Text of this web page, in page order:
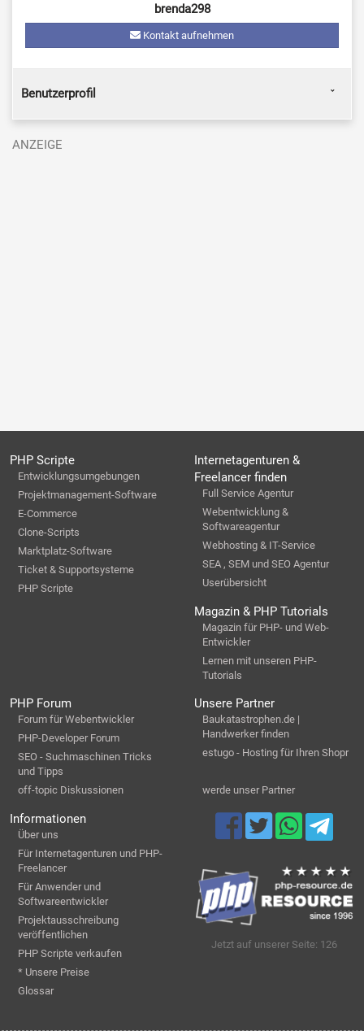
brenda298
Kontakt aufnehmen
Benutzerprofil
PHP Scripte
Entwicklungsumgebungen
Projektmanagement-Software
E-Commerce
Clone-Scripts
Marktplatz-Software
Ticket & Supportsysteme
PHP Scripte
Internetagenturen &
Freelancer finden
Full Service Agentur
Webentwicklung &
Softwareagentur
Webhosting & IT-Service
SEA , SEM und SEO Agentur
Userübersicht
Magazin & PHP Tutorials
Magazin für PHP- und Web-
Entwickler
Lernen mit unseren PHP-
Tutorials
PHP Forum
Forum für Webentwickler
PHP-Developer Forum
SEO - Suchmaschinen Tricks
und Tipps
off-topic Diskussionen
Unsere Partner
Baukatastrophen.de |
Handwerker finden
estugo - Hosting für Ihren Shopr
werde unser Partner
Informationen
Über uns
Für Internetagenturen und PHP-
Freelancer
Für Anwender und
Softwareentwickler
Projektausschreibung
veröffentlichen
PHP Scripte verkaufen
* Unsere Preise
Glossar
Jetzt auf unserer Seite: 126